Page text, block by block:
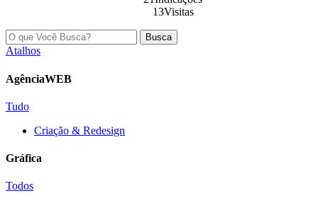
13Visitas
Busca
Atalhos
AgênciaWEB
Tudo
Criação & Redesign
Gráfica
Todos